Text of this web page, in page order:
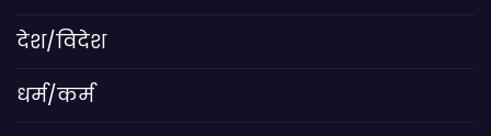
देश/विदेश
धर्म/कर्म